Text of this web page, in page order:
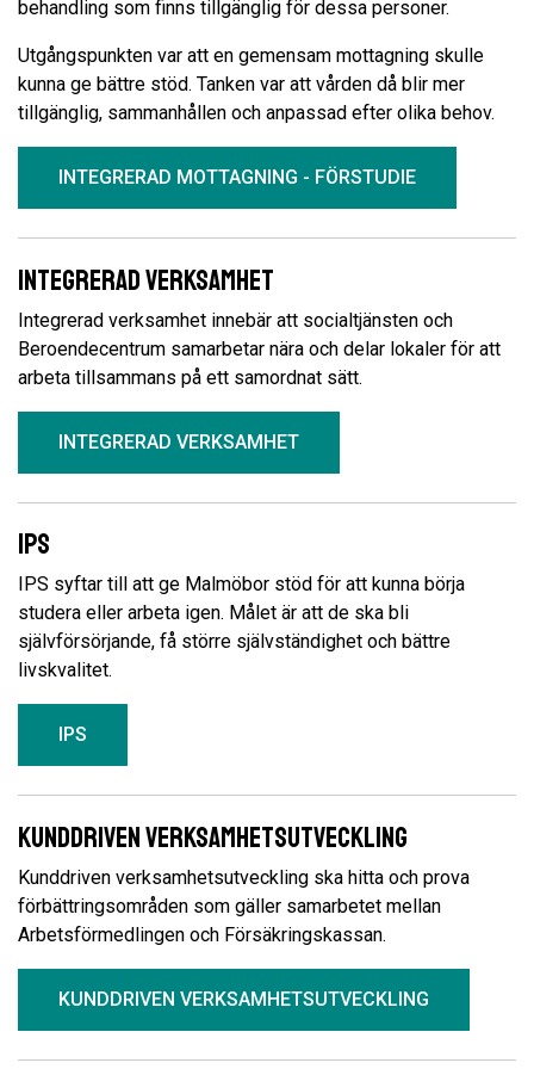
behandling som finns tillgänglig för dessa personer.
Utgångspunkten var att en gemensam mottagning skulle
kunna ge bättre stöd. Tanken var att vården då blir mer
tillgänglig, sammanhållen och anpassad efter olika behov.
INTEGRERAD MOTTAGNING - FÖRSTUDIE
Integrerad verksamhet
Integrerad verksamhet innebär att socialtjänsten och
Beroendecentrum samarbetar nära och delar lokaler för att
arbeta tillsammans på ett samordnat sätt.
INTEGRERAD VERKSAMHET
IPS
IPS syftar till att ge Malmöbor stöd för att kunna börja
studera eller arbeta igen. Målet är att de ska bli
självförsörjande, få större självständighet och bättre
livskvalitet.
IPS
Kunddriven verksamhetsutveckling
Kunddriven verksamhetsutveckling ska hitta och prova
förbättringsområden som gäller samarbetet mellan
Arbetsförmedlingen och Försäkringskassan.
KUNDDRIVEN VERKSAMHETSUTVECKLING